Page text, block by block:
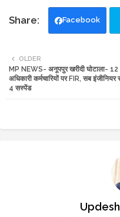
Facebook
OLDER
MP NEWS- अनूपपुर खरीदी घोटाला- 12
अधिकारी कर्मचारियों पर FIR, सब इंजीनियर
4 सस्पेंड